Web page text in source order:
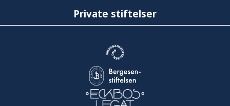
Private stiftelser